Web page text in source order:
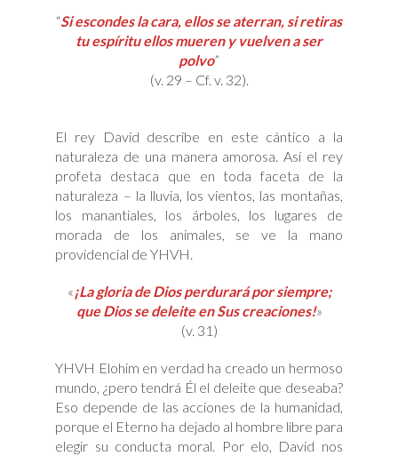
“Si escondes la cara, ellos se aterran, si retiras
tu espíritu ellos mueren y vuelven a ser
polvo”
(v. 29 – Cf. v. 32).
El rey David describe en este cántico a la
naturaleza de una manera amorosa. Así el rey
profeta destaca que en toda faceta de la
naturaleza – la lluvia, los vientos, las montañas,
los manantiales, los árboles, los lugares de
morada de los animales, se ve la mano
providencial de YHVH.
«¡La gloria de Dios perdurará por siempre;
que Dios se deleite en Sus creaciones!»
(v. 31)
YHVH Elohim en verdad ha creado un hermoso
mundo, ¿pero tendrá Él el deleite que deseaba?
Eso depende de las acciones de la humanidad,
porque el Eterno ha dejado al hombre libre para
elegir su conducta moral. Por elo, David nos